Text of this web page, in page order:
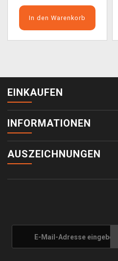
In den Warenkorb
EINKAUFEN
INFORMATIONEN
AUSZEICHNUNGEN